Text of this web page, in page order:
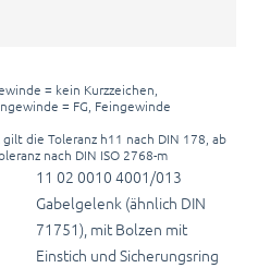
= kein Kurzzeichen,
= FG, Feingewinde
die Toleranz h11 nach DIN 178, ab
nach DIN ISO 2768-m
11 02 0010 4001/013
Gabelgelenk (ähnlich DIN
71751), mit Bolzen mit
Einstich und Sicherungsring